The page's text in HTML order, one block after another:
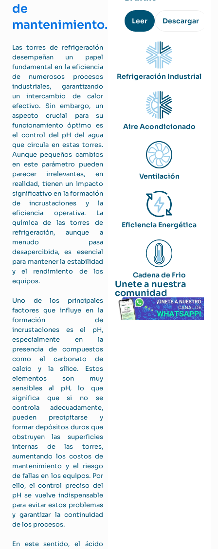
de
mantenimiento.
Las torres de refrigeración
desempeñan un papel
fundamental en la eficiencia
de numerosos procesos
industriales, garantizando
un intercambio de calor
efectivo. Sin embargo, un
aspecto crucial para su
funcionamiento óptimo es
el control del pH del agua
que circula en estas torres.
Aunque pequeños cambios
en este parámetro pueden
parecer irrelevantes, en
realidad, tienen un impacto
significativo en la formación
de incrustaciones y la
eficiencia operativa. La
química de las torres de
refrigeración, aunque a
menudo pasa
desapercibida, es esencial
para mantener la estabilidad
y el rendimiento de los
equipos.
Uno de los principales
factores que influye en la
formación de
incrustaciones es el pH,
especialmente en la
presencia de compuestos
como el carbonato de
calcio y la sílice. Estos
elementos son muy
sensibles al pH, lo que
significa que si no se
controla adecuadamente,
pueden precipitarse y
formar depósitos duros que
obstruyen las superficies
internas de las torres,
aumentando los costos de
mantenimiento y el riesgo
de fallas en los equipos. Por
ello, el control preciso del
pH se vuelve indispensable
para evitar estos problemas
y garantizar la continuidad
de los procesos.
En este sentido, el ácido
Leer Descargar
Refrigeración Industrial
Aire Acondicionado
Ventilación
Eficiencia Energética
Cadena de Frio
Unete a nuestra
comunidad